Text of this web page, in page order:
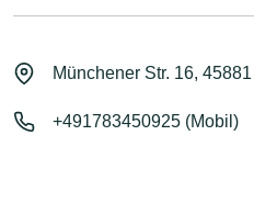
Münchener Str. 16,
+491783450925 (Mobil)